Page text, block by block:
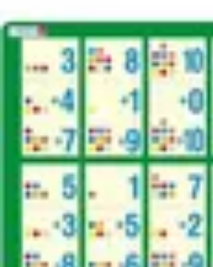
Astuces et conseilsApprentissage
d'apprentissageMéthodes d'apprentissage
Apprendre Rubik Cube